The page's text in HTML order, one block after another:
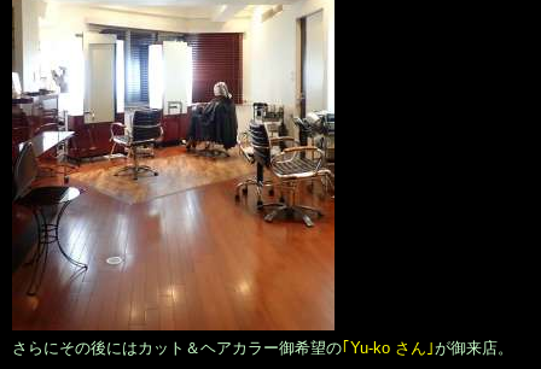
さらにその後にはカット＆ヘアカラー御希望の｢Yu-ko さん｣が御来店。